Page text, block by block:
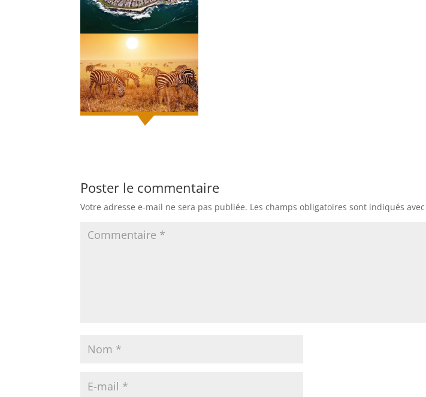
Poster le commentaire
Votre adresse e-mail ne sera pas publiée. Les champs obligatoires sont indiqués